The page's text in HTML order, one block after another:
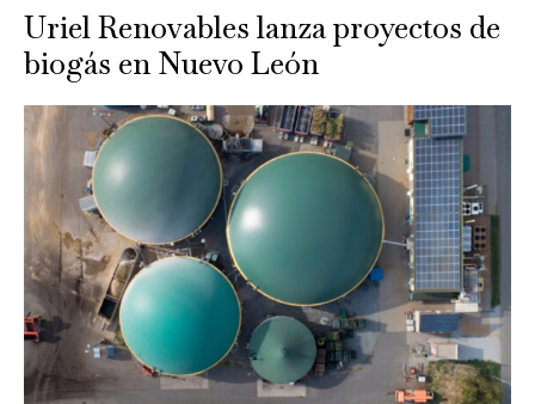
Uriel Renovables lanza proyectos de
biogás en Nuevo León